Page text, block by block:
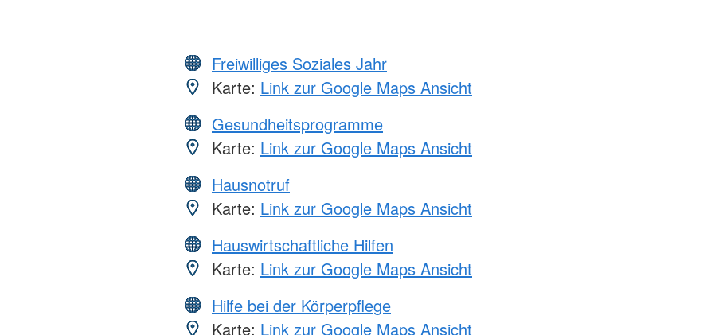
Freiwilliges Soziales Jahr
Karte: Link zur Google Maps Ansicht
Gesundheitsprogramme
Karte: Link zur Google Maps Ansicht
Hausnotruf
Karte: Link zur Google Maps Ansicht
Hauswirtschaftliche Hilfen
Karte: Link zur Google Maps Ansicht
Hilfe bei der Körperpflege
Karte: Link zur Google Maps Ansicht